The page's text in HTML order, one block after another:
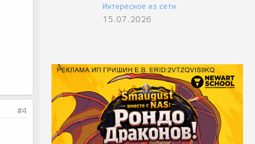
Интересное из сети
15.07.2026
#4